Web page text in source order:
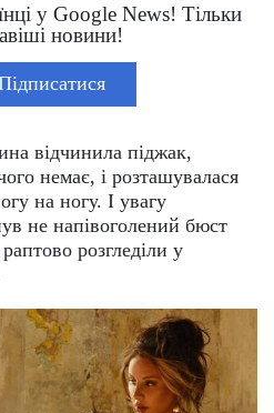
у Google News! Тільки
новини!
відчинила піджак,
немає, і розташувалася
на ногу. І увагу
не напівоголений бюст
розгледіли у